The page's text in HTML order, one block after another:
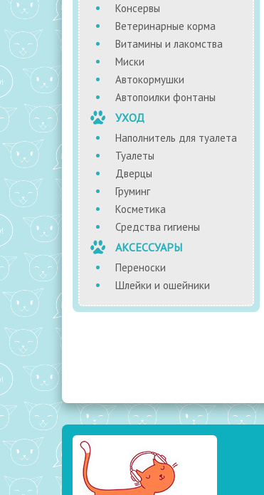
Консервы
Ветеринарные корма
Витамины и лакомства
Миски
Автокормушки
Автопоилки фонтаны
УХОД
Наполнитель для туалета
Туалеты
Дверцы
Груминг
Косметика
Средства гигиены
АКСЕССУАРЫ
Переноски
Шлейки и ошейники